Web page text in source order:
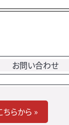
お問い合わせ
ちらから »